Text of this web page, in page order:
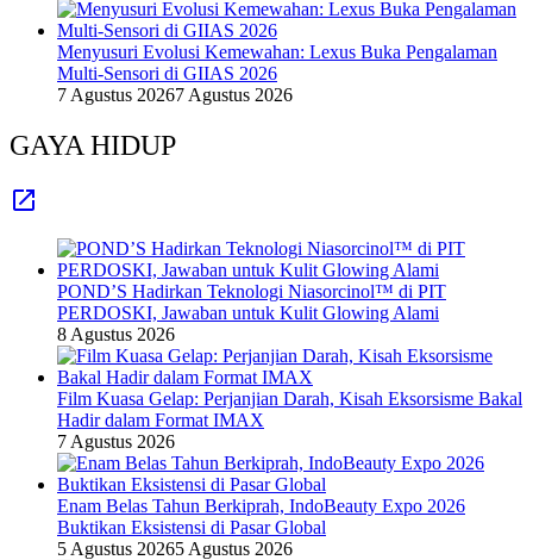
Menyusuri Evolusi Kemewahan: Lexus Buka Pengalaman
Multi-Sensori di GIIAS 2026
7 Agustus 20267 Agustus 2026
GAYA HIDUP
POND’S Hadirkan Teknologi Niasorcinol™ di PIT
PERDOSKI, Jawaban untuk Kulit Glowing Alami
8 Agustus 2026
Film Kuasa Gelap: Perjanjian Darah, Kisah Eksorsisme Bakal
Hadir dalam Format IMAX
7 Agustus 2026
Enam Belas Tahun Berkiprah, IndoBeauty Expo 2026
Buktikan Eksistensi di Pasar Global
5 Agustus 20265 Agustus 2026